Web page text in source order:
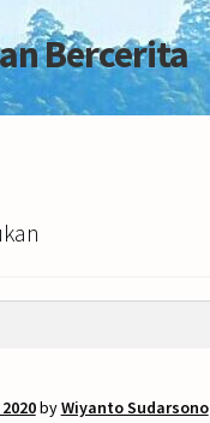
Bercerita
byWiyanto Sudarsono